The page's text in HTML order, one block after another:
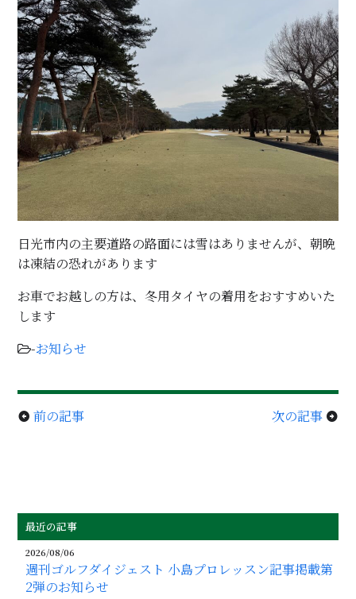
日光市内の主要道路の路面には雪はありませんが、朝晩
は凍結の恐れがあります
お車でお越しの方は、冬用タイヤの着用をおすすめいた
します
-お知らせ
arrow_circle_left 前の記事 次の記事 arrow_circle_right
最近の記事
2026/08/06
週刊ゴルフダイジェスト 小島プロレッスン記事掲載第
2弾のお知らせ